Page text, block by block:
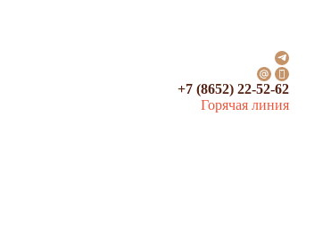
+7 (8652) 22-52-62
Горячая линия